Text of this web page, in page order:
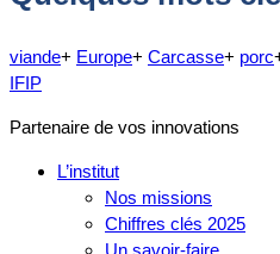
viande+ Europe+ Carcasse+ porc
IFIP
Partenaire de vos innovations
L’institut
Nos missions
Chiffres clés 2025
Un savoir-faire